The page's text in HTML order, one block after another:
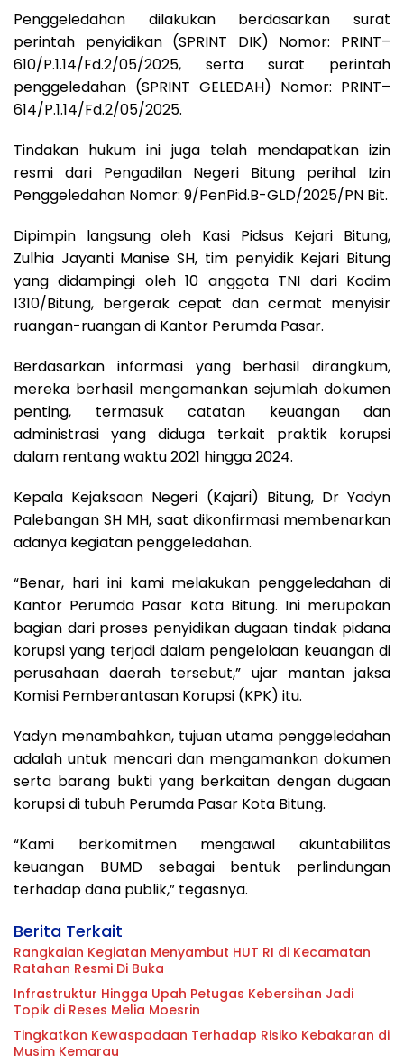
Penggeledahan dilakukan berdasarkan surat
perintah penyidikan (SPRINT DIK) Nomor: PRINT–
610/P.1.14/Fd.2/05/2025, serta surat perintah
penggeledahan (SPRINT GELEDAH) Nomor: PRINT–
614/P.1.14/Fd.2/05/2025.
Tindakan hukum ini juga telah mendapatkan izin
resmi dari Pengadilan Negeri Bitung perihal Izin
Penggeledahan Nomor: 9/PenPid.B-GLD/2025/PN Bit.
Dipimpin langsung oleh Kasi Pidsus Kejari Bitung,
Zulhia Jayanti Manise SH, tim penyidik Kejari Bitung
yang didampingi oleh 10 anggota TNI dari Kodim
1310/Bitung, bergerak cepat dan cermat menyisir
ruangan-ruangan di Kantor Perumda Pasar.
Berdasarkan informasi yang berhasil dirangkum,
mereka berhasil mengamankan sejumlah dokumen
penting, termasuk catatan keuangan dan
administrasi yang diduga terkait praktik korupsi
dalam rentang waktu 2021 hingga 2024.
Kepala Kejaksaan Negeri (Kajari) Bitung, Dr Yadyn
Palebangan SH MH, saat dikonfirmasi membenarkan
adanya kegiatan penggeledahan.
“Benar, hari ini kami melakukan penggeledahan di
Kantor Perumda Pasar Kota Bitung. Ini merupakan
bagian dari proses penyidikan dugaan tindak pidana
korupsi yang terjadi dalam pengelolaan keuangan di
perusahaan daerah tersebut,” ujar mantan jaksa
Komisi Pemberantasan Korupsi (KPK) itu.
Yadyn menambahkan, tujuan utama penggeledahan
adalah untuk mencari dan mengamankan dokumen
serta barang bukti yang berkaitan dengan dugaan
korupsi di tubuh Perumda Pasar Kota Bitung.
“Kami berkomitmen mengawal akuntabilitas
keuangan BUMD sebagai bentuk perlindungan
terhadap dana publik,” tegasnya.
Berita Terkait
Rangkaian Kegiatan Menyambut HUT RI di Kecamatan
Ratahan Resmi Di Buka
Infrastruktur Hingga Upah Petugas Kebersihan Jadi
Topik di Reses Melia Moesrin
Tingkatkan Kewaspadaan Terhadap Risiko Kebakaran di
Musim Kemarau